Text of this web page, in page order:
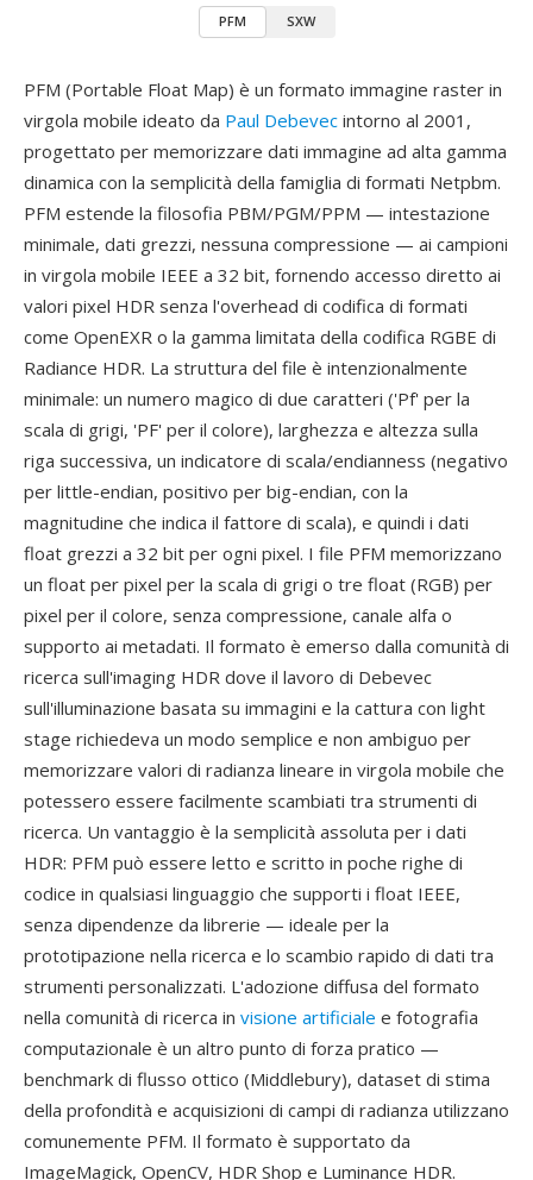
PFM SXW
PFM (Portable Float Map) è un formato immagine raster in
virgola mobile ideato da Paul Debevec intorno al 2001,
progettato per memorizzare dati immagine ad alta gamma
dinamica con la semplicità della famiglia di formati Netpbm.
PFM estende la filosofia PBM/PGM/PPM — intestazione
minimale, dati grezzi, nessuna compressione — ai campioni
in virgola mobile IEEE a 32 bit, fornendo accesso diretto ai
valori pixel HDR senza l'overhead di codifica di formati
come OpenEXR o la gamma limitata della codifica RGBE di
Radiance HDR. La struttura del file è intenzionalmente
minimale: un numero magico di due caratteri ('Pf' per la
scala di grigi, 'PF' per il colore), larghezza e altezza sulla
riga successiva, un indicatore di scala/endianness (negativo
per little-endian, positivo per big-endian, con la
magnitudine che indica il fattore di scala), e quindi i dati
float grezzi a 32 bit per ogni pixel. I file PFM memorizzano
un float per pixel per la scala di grigi o tre float (RGB) per
pixel per il colore, senza compressione, canale alfa o
supporto ai metadati. Il formato è emerso dalla comunità di
ricerca sull'imaging HDR dove il lavoro di Debevec
sull'illuminazione basata su immagini e la cattura con light
stage richiedeva un modo semplice e non ambiguo per
memorizzare valori di radianza lineare in virgola mobile che
potessero essere facilmente scambiati tra strumenti di
ricerca. Un vantaggio è la semplicità assoluta per i dati
HDR: PFM può essere letto e scritto in poche righe di
codice in qualsiasi linguaggio che supporti i float IEEE,
senza dipendenze da librerie — ideale per la
prototipazione nella ricerca e lo scambio rapido di dati tra
strumenti personalizzati. L'adozione diffusa del formato
nella comunità di ricerca in visione artificiale e fotografia
computazionale è un altro punto di forza pratico —
benchmark di flusso ottico (Middlebury), dataset di stima
della profondità e acquisizioni di campi di radianza utilizzano
comunemente PFM. Il formato è supportato da
ImageMagick, OpenCV, HDR Shop e Luminance HDR.